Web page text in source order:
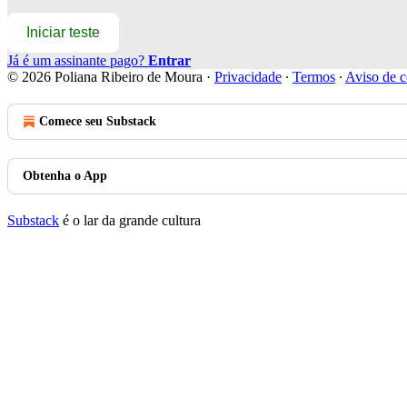
Iniciar teste
Já é um assinante pago? Entrar
© 2026 Poliana Ribeiro de Moura · Privacidade ∙ Termos ∙ Aviso de
Comece seu Substack
Obtenha o App
Substack é o lar da grande cultura